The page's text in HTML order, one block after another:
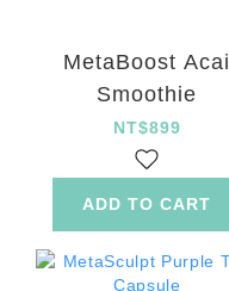
MetaBoost Acai
Smoothie
NT$899
ADD TO CART